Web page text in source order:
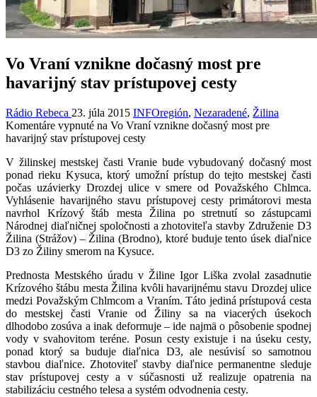
Vo Vraní vznikne dočasný most pre
havarijný stav prístupovej cesty
Rádio Rebeca 23. júla 2015 INFOregión, Nezaradené, Žilina
Komentáre vypnuté na Vo Vraní vznikne dočasný most pre
havarijný stav prístupovej cesty
V žilinskej mestskej časti Vranie bude vybudovaný dočasný most
ponad rieku Kysuca, ktorý umožní prístup do tejto mestskej časti
počas uzávierky Drozdej ulice v smere od Považského Chlmca.
Vyhlásenie havarijného stavu prístupovej cesty primátorovi mesta
navrhol Krízový štáb mesta Žilina po stretnutí so zástupcami
Národnej diaľničnej spoločnosti a zhotoviteľa stavby Združenie D3
Žilina (Strážov) – Žilina (Brodno), ktoré buduje tento úsek diaľnice
D3 zo Žiliny smerom na Kysuce.
Prednosta Mestského úradu v Žiline Igor Liška zvolal zasadnutie
Krízového štábu mesta Žilina kvôli havarijnému stavu Drozdej ulice
medzi Považským Chlmcom a Vraním. Táto jediná prístupová cesta
do mestskej časti Vranie od Žiliny sa na viacerých úsekoch
dlhodobo zosúva a inak deformuje – ide najmä o pôsobenie spodnej
vody v svahovitom teréne. Posun cesty existuje i na úseku cesty,
ponad ktorý sa buduje diaľnica D3, ale nesúvisí so samotnou
stavbou diaľnice. Zhotoviteľ stavby diaľnice permanentne sleduje
stav prístupovej cesty a v súčasnosti už realizuje opatrenia na
stabilizáciu cestného telesa a systém odvodnenia cesty.